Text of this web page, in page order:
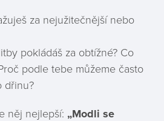
za nejužitečnější nebo
pokládáš za obtížné? Co
podle tebe můžeme často
dřinu?
něj nejlepší: „Modli se